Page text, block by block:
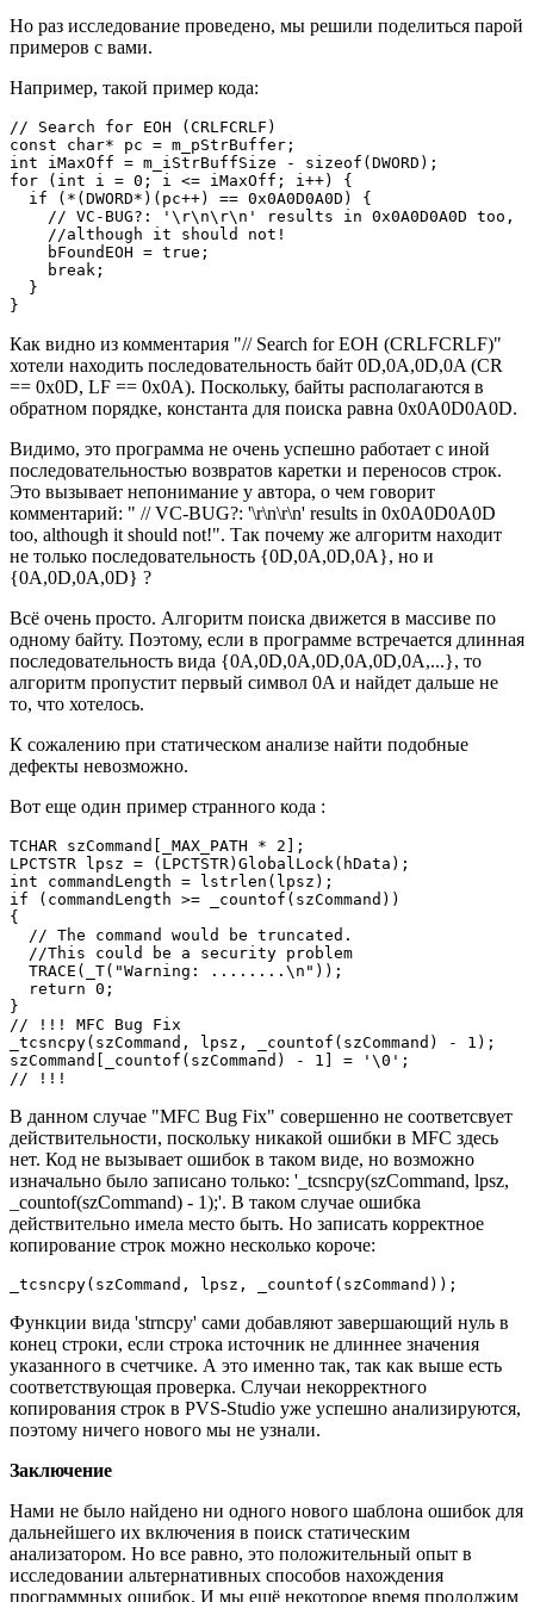
Но раз исследование проведено, мы решили поделиться парой
примеров с вами.
Например, такой пример кода:
// Search for EOH (CRLFCRLF)
const char* pc = m_pStrBuffer;
int iMaxOff = m_iStrBuffSize - sizeof(DWORD);
for (int i = 0; i <= iMaxOff; i++) {
  if (*(DWORD*)(pc++) == 0x0A0D0A0D) {
    // VC-BUG?: '\r\n\r\n' results in 0x0A0D0A0D too,
    //although it should not!
    bFoundEOH = true;
    break;
  }
}
Как видно из комментария "// Search for EOH (CRLFCRLF)"
хотели находить последовательность байт 0D,0A,0D,0A (CR
== 0x0D, LF == 0x0A). Поскольку, байты располагаются в
обратном порядке, константа для поиска равна 0x0A0D0A0D.
Видимо, это программа не очень успешно работает с иной
последовательностью возвратов каретки и переносов строк.
Это вызывает непонимание у автора, о чем говорит
комментарий: " // VC-BUG?: '\r\n\r\n' results in 0x0A0D0A0D
too, although it should not!". Так почему же алгоритм находит
не только последовательность {0D,0A,0D,0A}, но и
{0A,0D,0A,0D} ?
Всё очень просто. Алгоритм поиска движется в массиве по
одному байту. Поэтому, если в программе встречается длинная
последовательность вида {0A,0D,0A,0D,0A,0D,0A,...}, то
алгоритм пропустит первый символ 0A и найдет дальше не
то, что хотелось.
К сожалению при статическом анализе найти подобные
дефекты невозможно.
Вот еще один пример странного кода :
TCHAR szCommand[_MAX_PATH * 2];
LPCTSTR lpsz = (LPCTSTR)GlobalLock(hData);
int commandLength = lstrlen(lpsz);
if (commandLength >= _countof(szCommand))
{
  // The command would be truncated.
  //This could be a security problem
  TRACE(_T("Warning: ........\n"));
  return 0;
}
// !!! MFC Bug Fix
_tcsncpy(szCommand, lpsz, _countof(szCommand) - 1);
szCommand[_countof(szCommand) - 1] = '\0';
// !!!
В данном случае "MFC Bug Fix" совершенно не соответсвует
действительности, поскольку никакой ошибки в MFC здесь
нет. Код не вызывает ошибок в таком виде, но возможно
изначально было записано только: '_tcsncpy(szCommand, lpsz,
_countof(szCommand) - 1);'. В таком случае ошибка
действительно имела место быть. Но записать корректное
копирование строк можно несколько короче:
_tcsncpy(szCommand, lpsz, _countof(szCommand));
Функции вида 'strncpy' сами добавляют завершающий нуль в
конец строки, если строка источник не длиннее значения
указанного в счетчике. А это именно так, так как выше есть
соответствующая проверка. Случаи некорректного
копирования строк в PVS-Studio уже успешно анализируются,
поэтому ничего нового мы не узнали.
Заключение
Нами не было найдено ни одного нового шаблона ошибок для
дальнейшего их включения в поиск статическим
анализатором. Но все равно, это положительный опыт в
исследовании альтернативных способов нахождения
программных ошибок. И мы ещё некоторое время продолжим